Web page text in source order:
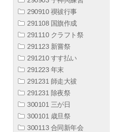
290910 禊祓行事
291108 国旗作成
291110 クラフト祭
291123 新嘗祭
291210 すす払い
291223 年末
291231 師走大祓
291231 除夜祭
300101 三が日
300101 歳旦祭
300113 合同新年会